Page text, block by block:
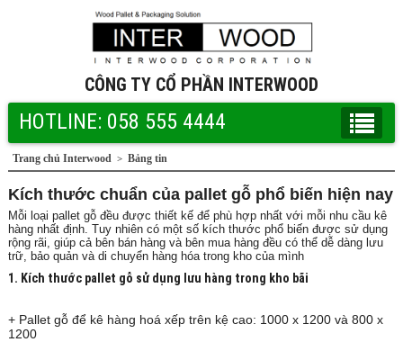
CÔNG TY CỔ PHẦN INTERWOOD
HOTLINE: 058 555 4444
Trang chủ Interwood > Bảng tin
Kích thước chuẩn của pallet gỗ phổ biến hiện nay
Mỗi loại pallet gỗ đều được thiết kế để phù hợp nhất với mỗi nhu cầu kê
hàng nhất định. Tuy nhiên có một số kích thước phổ biến được sử dụng
rộng rãi, giúp cả bên bán hàng và bên mua hàng đều có thể dễ dàng lưu
trữ, bảo quản và di chuyển hàng hóa trong kho của mình
1. Kích thước pallet gỗ sử dụng lưu hàng trong kho bãi
+ Pallet gỗ để kê hàng hoá xếp trên kệ cao: 1000 x 1200 và 800 x
1200